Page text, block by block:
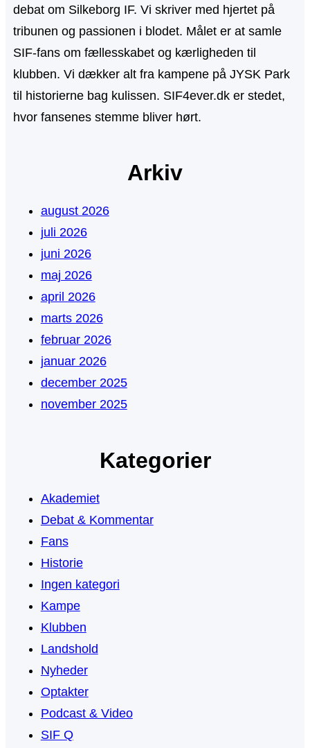
debat om Silkeborg IF. Vi skriver med hjertet på
tribunen og passionen i blodet. Målet er at samle
SIF-fans om fællesskabet og kærligheden til
klubben. Vi dækker alt fra kampene på JYSK Park
til historierne bag kulissen. SIF4ever.dk er stedet,
hvor fansenes stemme bliver hørt.
Arkiv
august 2026
juli 2026
juni 2026
maj 2026
april 2026
marts 2026
februar 2026
januar 2026
december 2025
november 2025
Kategorier
Akademiet
Debat & Kommentar
Fans
Historie
Ingen kategori
Kampe
Klubben
Landshold
Nyheder
Optakter
Podcast & Video
SIF Q